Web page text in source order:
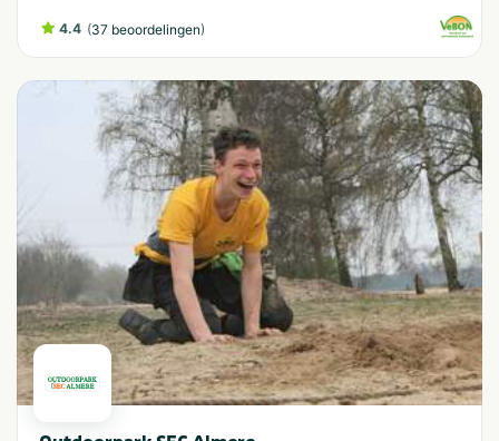
4.4 (37 beoordelingen)